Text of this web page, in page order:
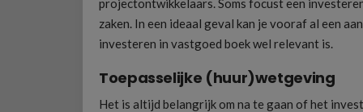
projectontwikkelaars. Soms focust een
zaken. In een ideaal geval kan je vooraf al een
investeren in vastgoed boek wel relevant is.
Toepasselijke (huur)wetgeving
Het is altijd belangrijk om na te gaan of het